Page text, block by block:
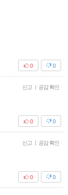
0
0
신고 | 공감 확인
0
0
신고 | 공감 확인
0
0